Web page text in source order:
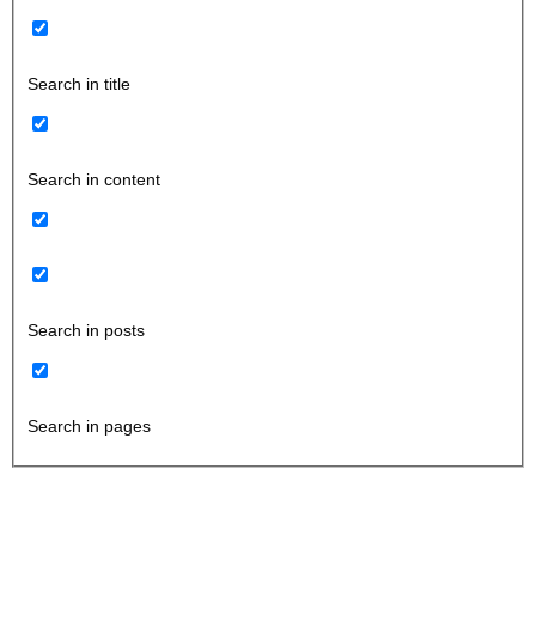
Search in title
Search in content
Search in posts
Search in pages